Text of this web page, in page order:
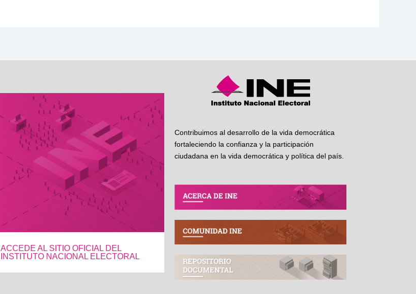
ACCEDE AL SITIO OFICIAL DEL
INSTITUTO NACIONAL ELECTORAL
Contribuimos al desarrollo de la vida democrática
fortaleciendo la confianza y la participación
ciudadana en la vida democrática y política del país.